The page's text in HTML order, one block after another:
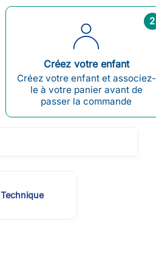
2
Créez votre enfant
Créez votre enfant et associez-
le à votre panier avant de
passer la commande
Technique